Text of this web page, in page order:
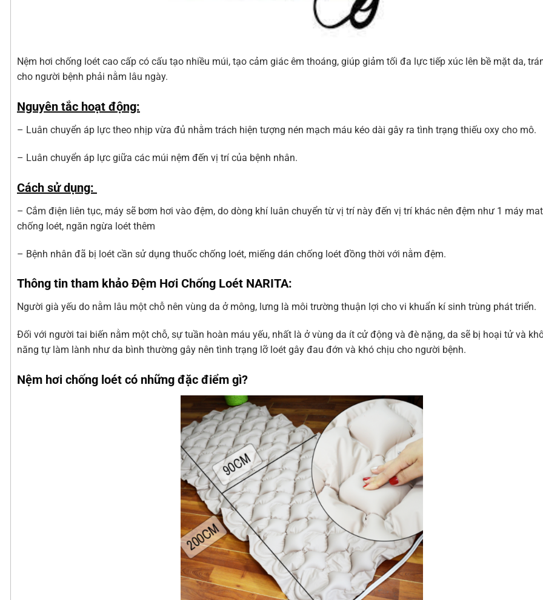
Nệm hơi chống loét cao cấp có cấu tạo nhiều múi, tạo cảm giác êm thoáng, giúp giảm tối đa lực tiếp xúc lên bề mặt da,
cho người bệnh phải nằm lâu ngày.
Nguyên tắc hoạt động:
– Luân chuyển áp lực theo nhịp vừa đủ nhằm trách hiện tượng nén mạch máu kéo dài gây ra tình trạng thiếu oxy cho mô.
– Luân chuyển áp lực giữa các múi nệm đến vị trí của bệnh nhân.
Cách sử dụng:
– Cắm điện liên tục, máy sẽ bơm hơi vào đệm, do dòng khí luân chuyển từ vị trí này đến vị trí khác nên đệm như 1 máy
chống loét, ngăn ngừa loét thêm
– Bệnh nhân đã bị loét cần sử dụng thuốc chống loét, miếng dán chống loét đồng thời với nằm đệm.
Thông tin tham khảo Đệm Hơi Chống Loét NARITA:
Người già yếu do nằm lâu một chỗ nên vùng da ở mông, lưng là môi trường thuận lợi cho vi khuẩn kí sinh trùng phát triển.
Đối với người tai biến nằm một chỗ, sự tuần hoàn máu yếu, nhất là ở vùng da ít cử động và đè nặng, da sẽ bị hoại tử và
năng tự làm lành như da bình thường gây nên tình trạng lỡ loét gây đau đớn và khó chịu cho người bệnh.
Nệm hơi chống loét có những đặc điểm gì?